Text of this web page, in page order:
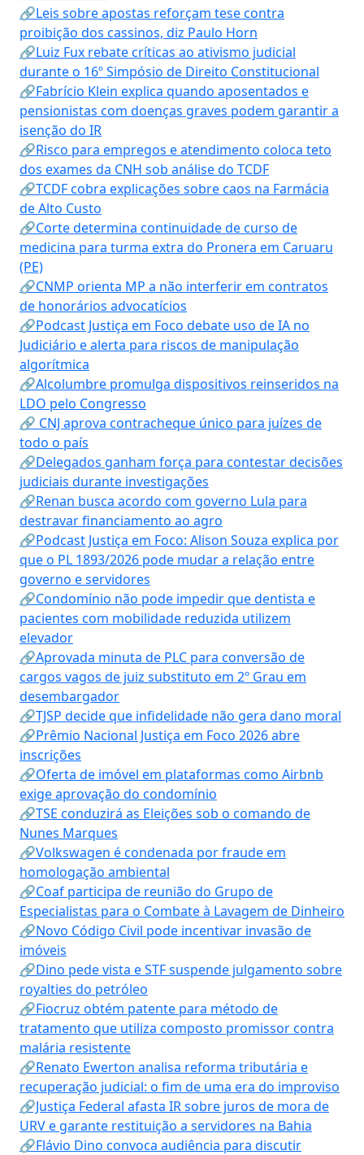
🔗Leis sobre apostas reforçam tese contra
proibição dos cassinos, diz Paulo Horn
🔗Luiz Fux rebate críticas ao ativismo judicial
durante o 16º Simpósio de Direito Constitucional
🔗Fabrício Klein explica quando aposentados e
pensionistas com doenças graves podem garantir a
isenção do IR
🔗Risco para empregos e atendimento coloca teto
dos exames da CNH sob análise do TCDF
🔗TCDF cobra explicações sobre caos na Farmácia
de Alto Custo
🔗Corte determina continuidade de curso de
medicina para turma extra do Pronera em Caruaru
(PE)
🔗CNMP orienta MP a não interferir em contratos
de honorários advocatícios
🔗Podcast Justiça em Foco debate uso de IA no
Judiciário e alerta para riscos de manipulação
algorítmica
🔗Alcolumbre promulga dispositivos reinseridos na
LDO pelo Congresso
🔗 CNJ aprova contracheque único para juízes de
todo o país
🔗Delegados ganham força para contestar decisões
judiciais durante investigações
🔗Renan busca acordo com governo Lula para
destravar financiamento ao agro
🔗Podcast Justiça em Foco: Alison Souza explica por
que o PL 1893/2026 pode mudar a relação entre
governo e servidores
🔗Condomínio não pode impedir que dentista e
pacientes com mobilidade reduzida utilizem
elevador
🔗Aprovada minuta de PLC para conversão de
cargos vagos de juiz substituto em 2º Grau em
desembargador
🔗TJSP decide que infidelidade não gera dano moral
🔗Prêmio Nacional Justiça em Foco 2026 abre
inscrições
🔗Oferta de imóvel em plataformas como Airbnb
exige aprovação do condomínio
🔗TSE conduzirá as Eleições sob o comando de
Nunes Marques
🔗Volkswagen é condenada por fraude em
homologação ambiental
🔗Coaf participa de reunião do Grupo de
Especialistas para o Combate à Lavagem de Dinheiro
🔗Novo Código Civil pode incentivar invasão de
imóveis
🔗Dino pede vista e STF suspende julgamento sobre
royalties do petróleo
🔗Fiocruz obtém patente para método de
tratamento que utiliza composto promissor contra
malária resistente
🔗Renato Ewerton analisa reforma tributária e
recuperação judicial: o fim de uma era do improviso
🔗Justiça Federal afasta IR sobre juros de mora de
URV e garante restituição a servidores na Bahia
🔗Flávio Dino convoca audiência para discutir